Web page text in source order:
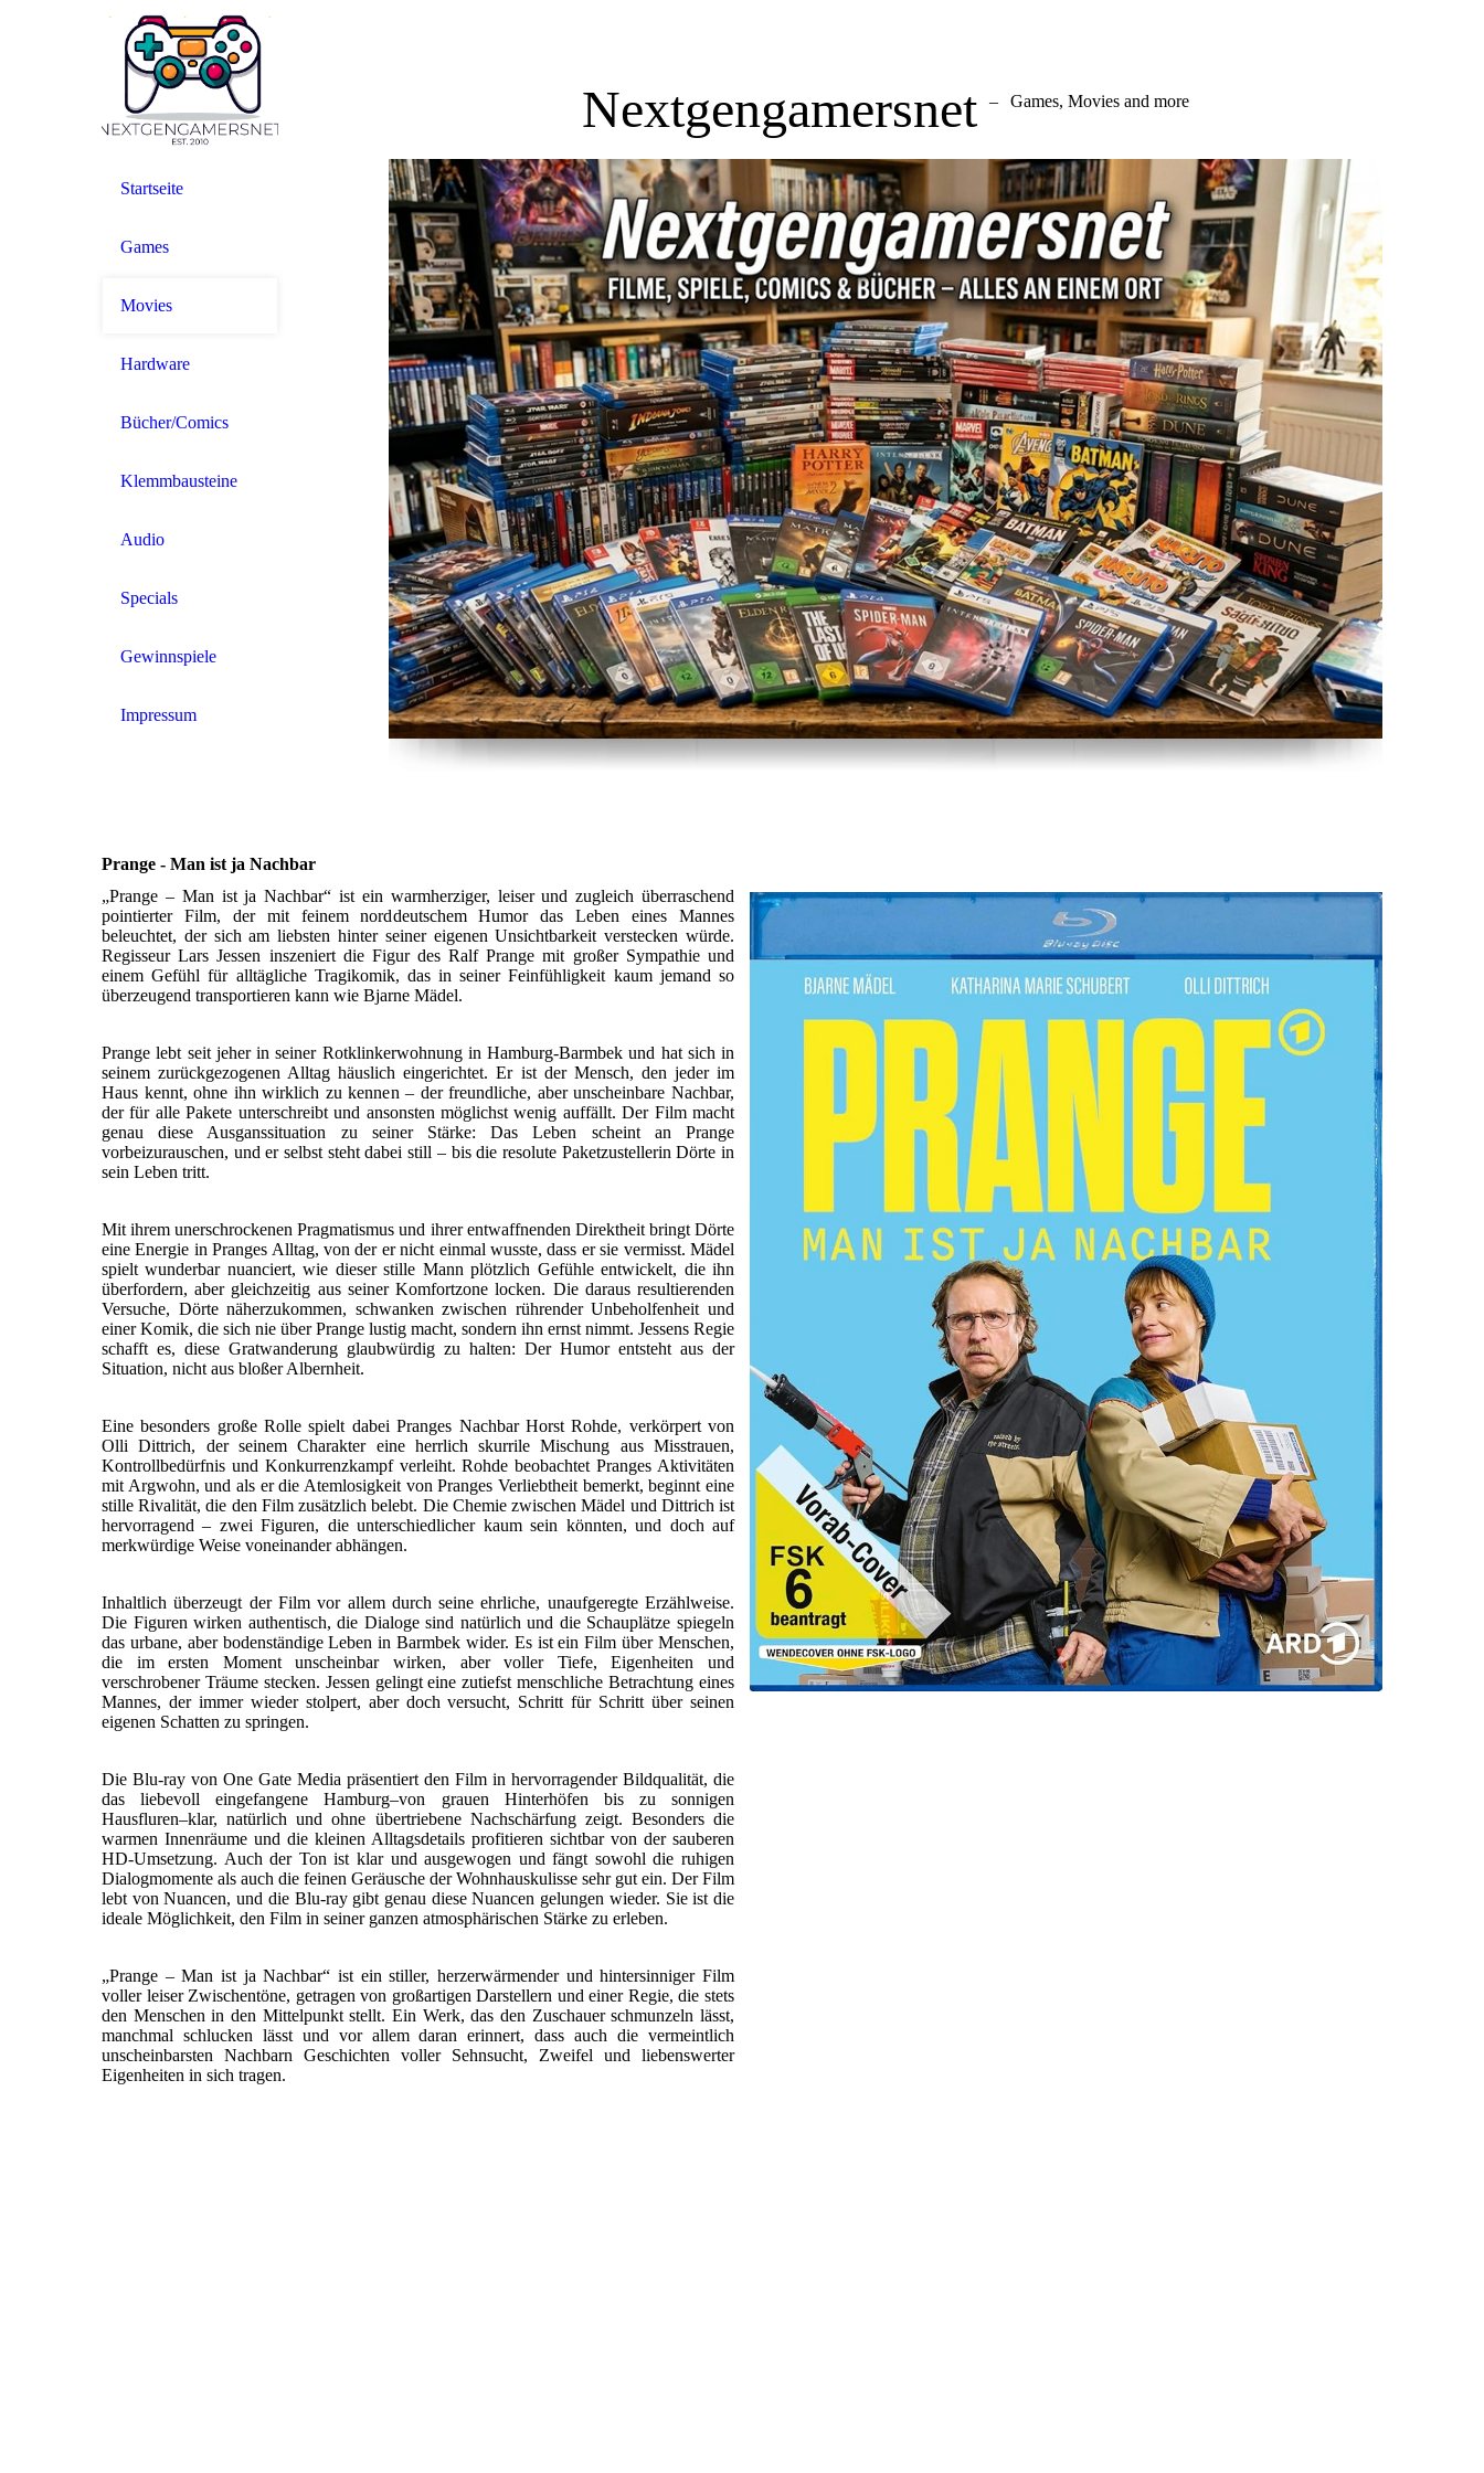
Nextgengamersnet – Games, Movies and more
Startseite
Games
Movies
Hardware
Bücher/Comics
Klemmbausteine
Audio
Specials
Gewinnspiele
Impressum
Prange - Man ist ja Nachbar
„Prange – Man ist ja Nachbar“ ist ein warmherziger, leiser und zugleich überraschend
pointierter Film, der mit feinem norddeutschem Humor das Leben eines Mannes
beleuchtet, der sich am liebsten hinter seiner eigenen Unsichtbarkeit verstecken würde.
Regisseur Lars Jessen inszeniert die Figur des Ralf Prange mit großer Sympathie und
einem Gefühl für alltägliche Tragikomik, das in seiner Feinfühligkeit kaum jemand so
überzeugend transportieren kann wie Bjarne Mädel.
Prange lebt seit jeher in seiner Rotklinkerwohnung in Hamburg-Barmbek und hat sich in
seinem zurückgezogenen Alltag häuslich eingerichtet. Er ist der Mensch, den jeder im
Haus kennt, ohne ihn wirklich zu kennen – der freundliche, aber unscheinbare Nachbar,
der für alle Pakete unterschreibt und ansonsten möglichst wenig auffällt. Der Film macht
genau diese Ausganssituation zu seiner Stärke: Das Leben scheint an Prange
vorbeizurauschen, und er selbst steht dabei still – bis die resolute Paketzustellerin Dörte in
sein Leben tritt.
Mit ihrem unerschrockenen Pragmatismus und ihrer entwaffnenden Direktheit bringt Dörte
eine Energie in Pranges Alltag, von der er nicht einmal wusste, dass er sie vermisst. Mädel
spielt wunderbar nuanciert, wie dieser stille Mann plötzlich Gefühle entwickelt, die ihn
überfordern, aber gleichzeitig aus seiner Komfortzone locken. Die daraus resultierenden
Versuche, Dörte näherzukommen, schwanken zwischen rührender Unbeholfenheit und
einer Komik, die sich nie über Prange lustig macht, sondern ihn ernst nimmt. Jessens Regie
schafft es, diese Gratwanderung glaubwürdig zu halten: Der Humor entsteht aus der
Situation, nicht aus bloßer Albernheit.
Eine besonders große Rolle spielt dabei Pranges Nachbar Horst Rohde, verkörpert von
Olli Dittrich, der seinem Charakter eine herrlich skurrile Mischung aus Misstrauen,
Kontrollbedürfnis und Konkurrenzkampf verleiht. Rohde beobachtet Pranges Aktivitäten
mit Argwohn, und als er die Atemlosigkeit von Pranges Verliebtheit bemerkt, beginnt eine
stille Rivalität, die den Film zusätzlich belebt. Die Chemie zwischen Mädel und Dittrich ist
hervorragend – zwei Figuren, die unterschiedlicher kaum sein könnten, und doch auf
merkwürdige Weise voneinander abhängen.
Inhaltlich überzeugt der Film vor allem durch seine ehrliche, unaufgeregte Erzählweise.
Die Figuren wirken authentisch, die Dialoge sind natürlich und die Schauplätze spiegeln
das urbane, aber bodenständige Leben in Barmbek wider. Es ist ein Film über Menschen,
die im ersten Moment unscheinbar wirken, aber voller Tiefe, Eigenheiten und
verschrobener Träume stecken. Jessen gelingt eine zutiefst menschliche Betrachtung eines
Mannes, der immer wieder stolpert, aber doch versucht, Schritt für Schritt über seinen
eigenen Schatten zu springen.
Die Blu-ray von One Gate Media präsentiert den Film in hervorragender Bildqualität, die
das liebevoll eingefangene Hamburg–von grauen Hinterhöfen bis zu sonnigen
Hausfluren–klar, natürlich und ohne übertriebene Nachschärfung zeigt. Besonders die
warmen Innenräume und die kleinen Alltagsdetails profitieren sichtbar von der sauberen
HD-Umsetzung. Auch der Ton ist klar und ausgewogen und fängt sowohl die ruhigen
Dialogmomente als auch die feinen Geräusche der Wohnhauskulisse sehr gut ein. Der Film
lebt von Nuancen, und die Blu-ray gibt genau diese Nuancen gelungen wieder. Sie ist die
ideale Möglichkeit, den Film in seiner ganzen atmosphärischen Stärke zu erleben.
„Prange – Man ist ja Nachbar“ ist ein stiller, herzerwärmender und hintersinniger Film
voller leiser Zwischentöne, getragen von großartigen Darstellern und einer Regie, die stets
den Menschen in den Mittelpunkt stellt. Ein Werk, das den Zuschauer schmunzeln lässt,
manchmal schlucken lässt und vor allem daran erinnert, dass auch die vermeintlich
unscheinbarsten Nachbarn Geschichten voller Sehnsucht, Zweifel und liebenswerter
Eigenheiten in sich tragen.